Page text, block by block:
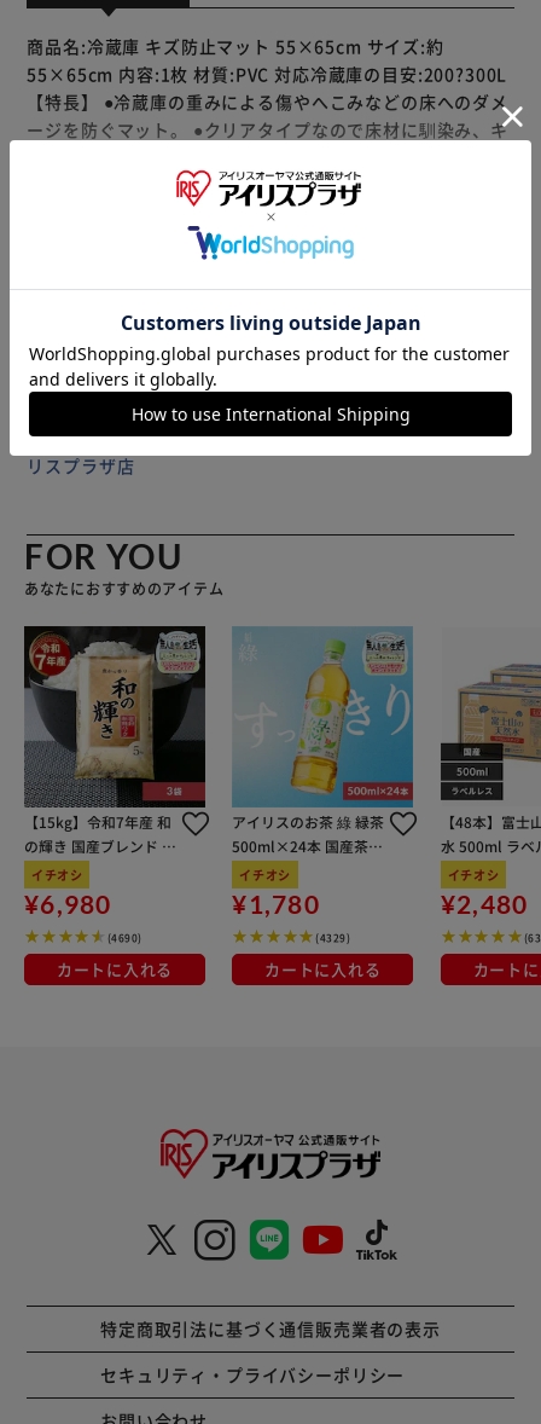
商品名:冷蔵庫 キズ防止マット 55×65cm サイズ:約
55×65cm 内容:1枚 材質:PVC 対応冷蔵庫の目安:200?300L
【特長】 ●冷蔵庫の重みによる傷やへこみなどの床へのダメ
ージを防ぐマット。 ●クリアタイプなので床材に馴染み、キ
ハサミでカット可能。角丸でケガを防ぐ。 ●マットを敷くこ
とで動作音の軽減にも。XS?Lサイズの4サイズ展開。 ●原状
回復が必要な賃貸住宅に住む際や新築へのお引越しの際など
などとしても使える。 【ご注意】 ●エンボス加工を施してい
る面が表(上)、フラットな面が裏(下)です。 ●梱包の都合上
使い始めは巻きぐせがありますが、逆巻きにするなど数週間
ご使用いただくうちに平らになっていきます。
もっと見る
※製品は予告なく仕様を変更する場合がございます。あらか
じめご了承ください。
販売元(特定商取引法に基づく表記)：アストロショップ アイ
リスプラザ店
FOR YOU
あなたにおすすめのアイテム
【15kg】令和7年産 和
の輝き 国産ブレンド 5
kg×3袋
イチオシ
¥6,980
(4690)
カートに入れる
アイリスのお茶 綠 緑茶
500ml×24本 国産茶葉
100％使用
イチオシ
¥1,780
(4329)
カートに入れる
【48本】富士
水 500ml ラベ
イチオシ
¥2,480
カート
特定商取引法に基づく通信販売業者の表示
セキュリティ・プライバシーポリシー